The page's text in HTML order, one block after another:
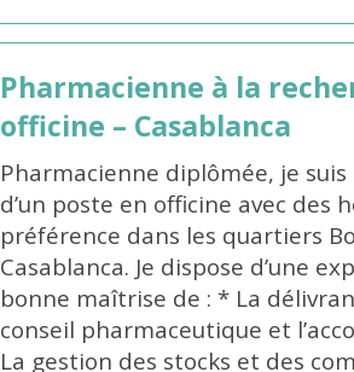
Pharmacienne à la
officine – Casablanca
Pharmacienne diplômée, je
d’un poste en officine avec des
préférence dans les quartiers
Casablanca. Je dispose d’une
bonne maîtrise de : * La
conseil pharmaceutique et
La gestion des stocks et des